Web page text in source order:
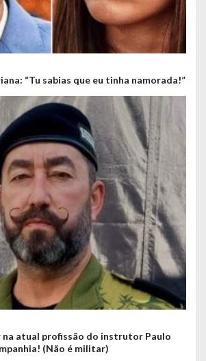
“Tu sabias que eu tinha namorada!”
na atual profissão do instrutor Paulo
(Não é militar)